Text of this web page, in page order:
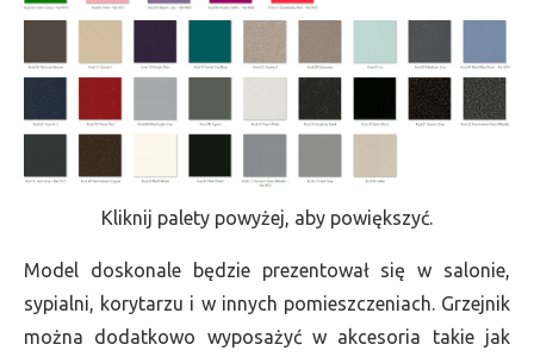
Kliknij palety powyżej, aby powiększyć.
Model doskonale będzie prezentował się w salonie,
sypialni, korytarzu i w innych pomieszczeniach. Grzejnik
można dodatkowo wyposażyć w akcesoria takie jak